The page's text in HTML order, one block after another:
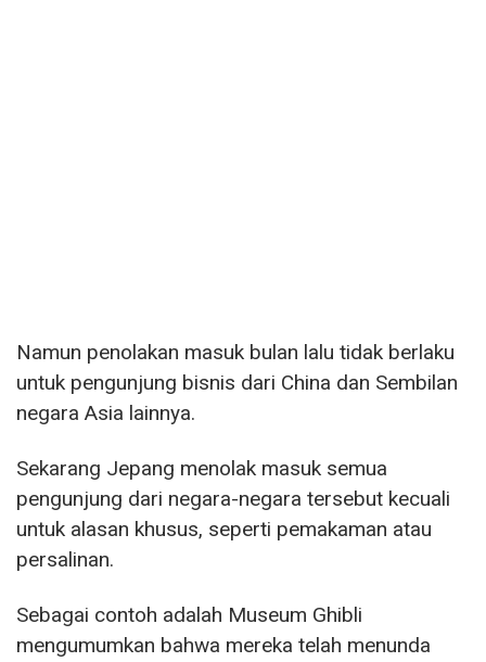
Namun penolakan masuk bulan lalu tidak berlaku
untuk pengunjung bisnis dari China dan Sembilan
negara Asia lainnya.
Sekarang Jepang menolak masuk semua
pengunjung dari negara-negara tersebut kecuali
untuk alasan khusus, seperti pemakaman atau
persalinan.
Sebagai contoh adalah Museum Ghibli
mengumumkan bahwa mereka telah menunda